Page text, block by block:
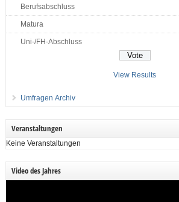
Berufsabschluss
Matura
Uni-/FH-Abschluss
View Results
Umfragen Archiv
Veranstaltungen
Keine Veranstaltungen
Video des Jahres